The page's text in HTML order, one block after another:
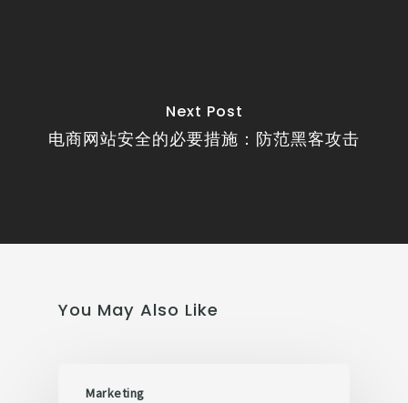
Next Post
电商网站安全的必要措施：防范黑客攻击
You May Also Like
Marketing